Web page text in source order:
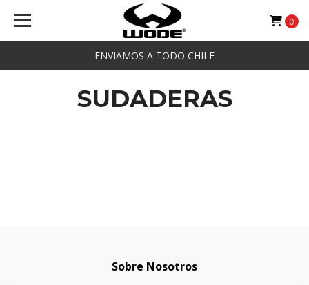
ENVIAMOS A TODO CHILE
0
SUDADERAS
Sobre Nosotros